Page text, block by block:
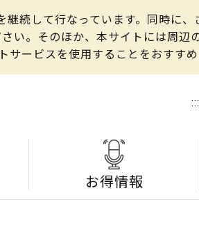
続して行なっています。同時に
い。そのほか、本サイトには周辺
ービスを使用することをおすすめ
:::
お得情報